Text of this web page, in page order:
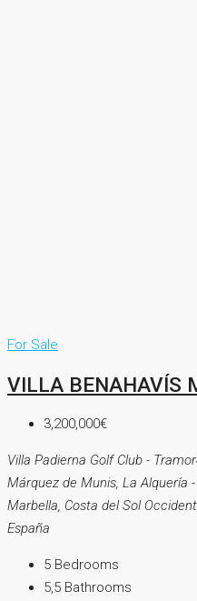
For Sale
VILLA BENAHAVÍS
3,200,000€
Villa Padierna Golf Club -
Márquez de Munis, La Alquería
Marbella, Costa del Sol
España
5 Bedrooms
5,5 Bathrooms